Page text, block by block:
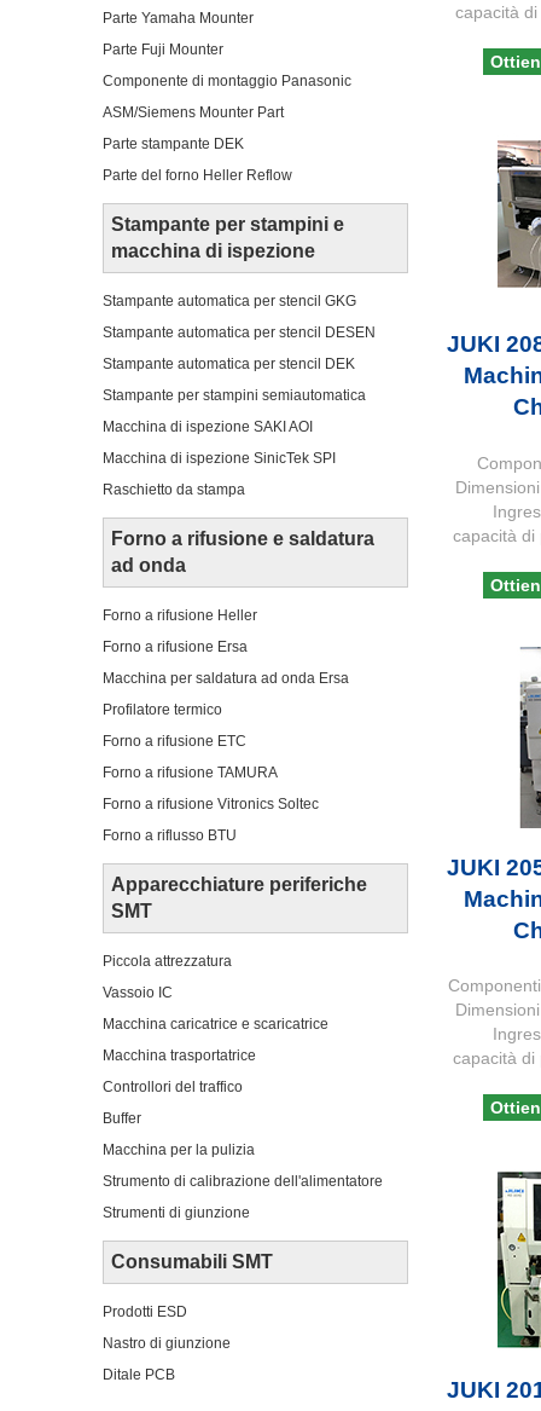
Parte Yamaha Mounter
Parte Fuji Mounter
Componente di montaggio Panasonic
ASM/Siemens Mounter Part
Parte stampante DEK
Parte del forno Heller Reflow
Stampante per stampini e
macchina di ispezione
Stampante automatica per stencil GKG
Stampante automatica per stencil DESEN
Stampante automatica per stencil DEK
Stampante per stampini semiautomatica
Macchina di ispezione SAKI AOI
Macchina di ispezione SinicTek SPI
Raschietto da stampa
Forno a rifusione e saldatura
ad onda
Forno a rifusione Heller
Forno a rifusione Ersa
Macchina per saldatura ad onda Ersa
Profilatore termico
Forno a rifusione ETC
Forno a rifusione TAMURA
Forno a rifusione Vitronics Soltec
Forno a riflusso BTU
Apparecchiature periferiche
SMT
Piccola attrezzatura
Vassoio IC
Macchina caricatrice e scaricatrice
Macchina trasportatrice
Controllori del traffico
Buffer
Macchina per la pulizia
Strumento di calibrazione dell'alimentatore
Strumenti di giunzione
Consumabili SMT
Prodotti ESD
Nastro di giunzione
Ditale PCB
capacità
JUKI
capacità di
JUKI
capacità di
JUKI